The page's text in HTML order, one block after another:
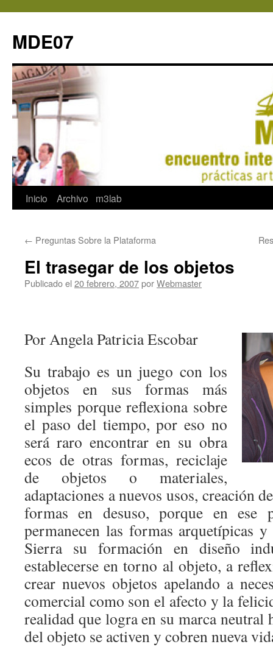
MDE07
Saltar
contenido
Inicio Archivo m3lab
← Preguntas Sobre la Plataforma
El trasegar de los objetos
Publicado el 20 febrero, 2007porWebmaster
Por Angela Patricia Escobar
Su trabajo es un juego con los
objetos en sus formas más
simples porque reflexiona sobre
el paso del tiempo, por eso no
será raro encontrar en su obra
ecos de otras formas, reciclaje
de objetos o materiales,
adaptaciones a nuevos usos, creación
formas en desuso, porque en ese
permanecen las formas arquetípicas
Sierra su formación en diseño
establecerse en torno al objeto, a
crear nuevos objetos apelando a
comercial como son el afecto y la
realidad que logra en su marca neutral
del objeto se activen y cobren nueva